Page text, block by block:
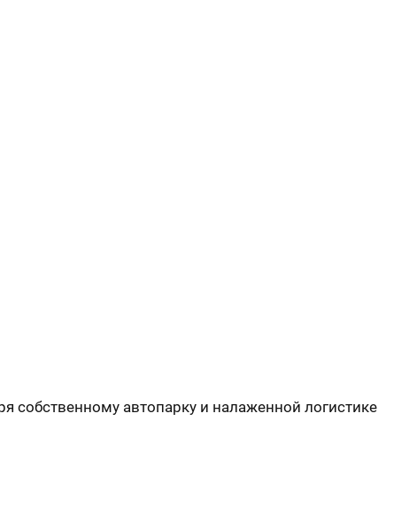
собственному автопарку и налаженной логистике